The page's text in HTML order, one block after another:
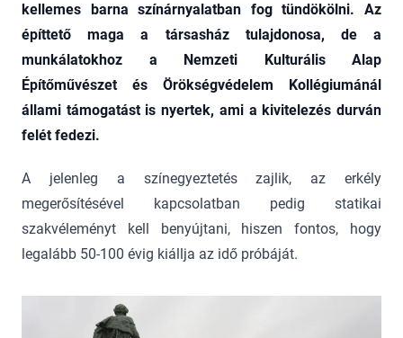
kellemes barna színárnyalatban fog tündökölni. Az
építtető maga a társasház tulajdonosa, de a
munkálatokhoz a Nemzeti Kulturális Alap
Építőművészet és Örökségvédelem Kollégiumánál
állami támogatást is nyertek, ami a kivitelezés durván
felét fedezi.
A jelenleg a színegyeztetés zajlik, az erkély
megerősítésével kapcsolatban pedig statikai
szakvéleményt kell benyújtani, hiszen fontos, hogy
legalább 50-100 évig kiállja az idő próbáját.